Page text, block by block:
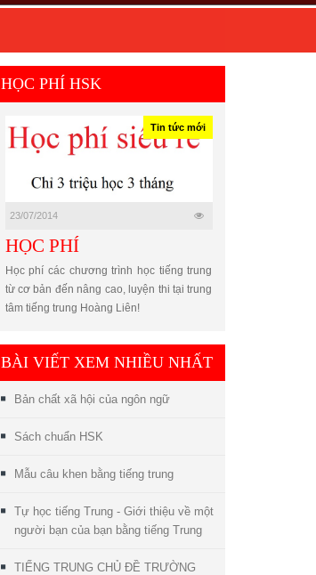
HỌC PHÍ HSK
Tin tức mới
23/07/2014
HỌC PHÍ
Học phí các chương trình học tiếng trung
từ cơ bản đến nâng cao, luyện thi tại trung
tâm tiếng trung Hoàng Liên!
BÀI VIẾT XEM NHIỀU NHẤT
Bản chất xã hội của ngôn ngữ
Sách chuẩn HSK
Mẫu câu khen bằng tiếng trung
Tự học tiếng Trung - Giới thiệu về một
người bạn của bạn bằng tiếng Trung
TIẾNG TRUNG CHỦ ĐỀ TRƯỜNG